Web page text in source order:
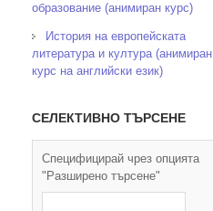
образование (анимиран курс)
История на европейската
литература и култура (анимиран
курс на английски език)
СЕЛЕКТИВНО ТЪРСЕНЕ
Специфицирай чрез опцията
"Разширено търсене"